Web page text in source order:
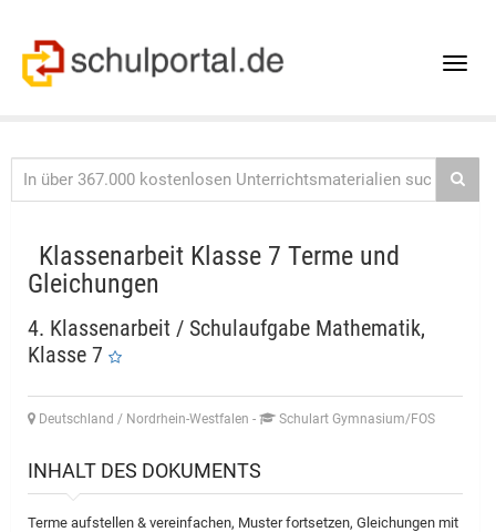
Toggle
Klassenarbeit Klasse 7 Terme und
Gleichungen
4. Klassenarbeit / Schulaufgabe Mathematik,
Klasse 7
Deutschland / Nordrhein-Westfalen - Schulart Gymnasium/FOS
INHALT DES DOKUMENTS
Terme aufstellen & vereinfachen, Muster fortsetzen, Gleichungen mit